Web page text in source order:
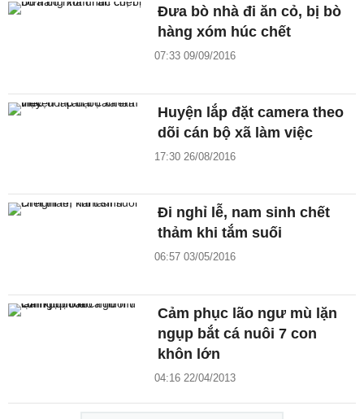
Đưa bò nhà đi ăn cỏ, bị bò
hàng xóm húc chết
07:33 09/09/2016
Huyện lắp đặt camera theo
dõi cán bộ xã làm việc
17:30 26/08/2016
Đi nghỉ lễ, nam sinh chết
thảm khi tắm suối
06:57 03/05/2016
Cảm phục lão ngư mù lặn
ngụp bắt cá nuôi 7 con
khôn lớn
04:16 22/04/2013